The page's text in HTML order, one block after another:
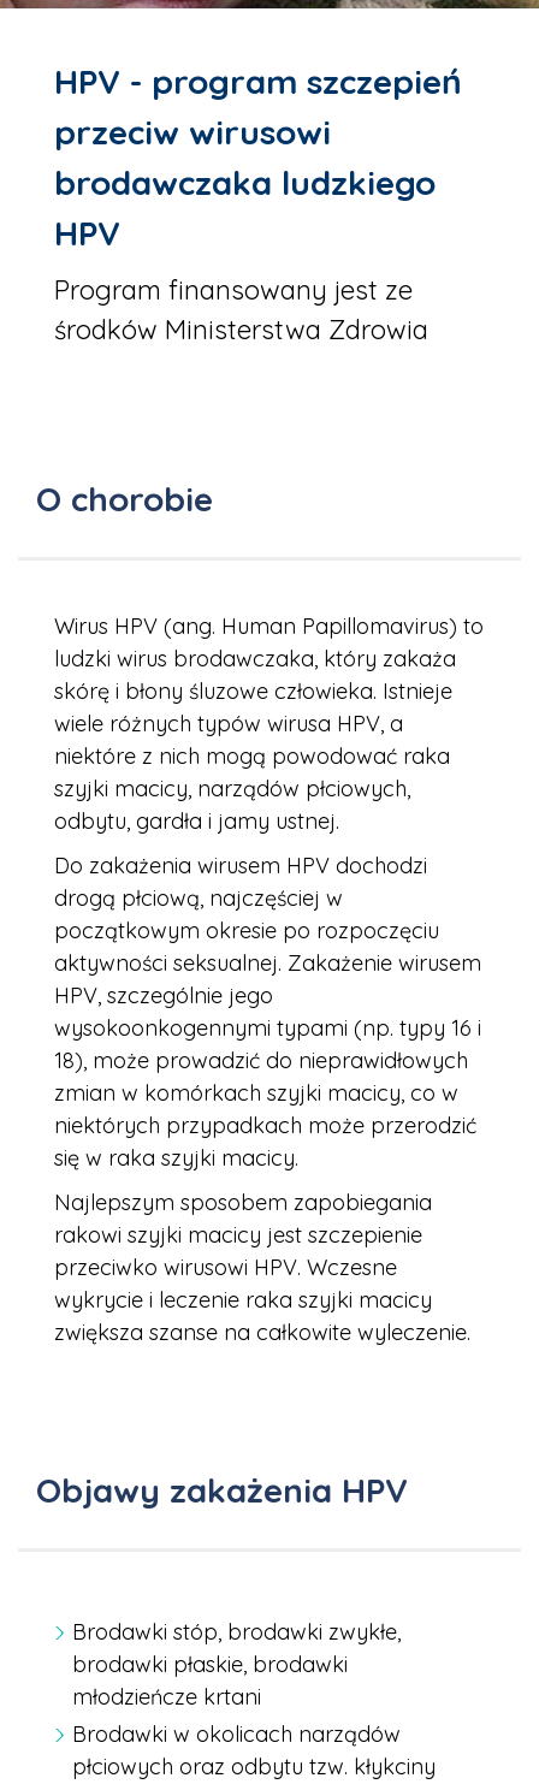
HPV - program szczepień
przeciw wirusowi
brodawczaka ludzkiego
HPV
Program finansowany jest ze
środków Ministerstwa Zdrowia
O chorobie
Wirus HPV (ang. Human Papillomavirus) to
ludzki wirus brodawczaka, który zakaża
skórę i błony śluzowe człowieka. Istnieje
wiele różnych typów wirusa HPV, a
niektóre z nich mogą powodować raka
szyjki macicy, narządów płciowych,
odbytu, gardła i jamy ustnej.
Do zakażenia wirusem HPV dochodzi
drogą płciową, najczęściej w
początkowym okresie po rozpoczęciu
aktywności seksualnej. Zakażenie wirusem
HPV, szczególnie jego
wysokoonkogennymi typami (np. typy 16 i
18), może prowadzić do nieprawidłowych
zmian w komórkach szyjki macicy, co w
niektórych przypadkach może przerodzić
się w raka szyjki macicy.
Najlepszym sposobem zapobiegania
rakowi szyjki macicy jest szczepienie
przeciwko wirusowi HPV. Wczesne
wykrycie i leczenie raka szyjki macicy
zwiększa szanse na całkowite wyleczenie.
Objawy zakażenia HPV
Brodawki stóp, brodawki zwykłe,
brodawki płaskie, brodawki
młodzieńcze krtani
Brodawki w okolicach narządów
płciowych oraz odbytu tzw. kłykciny